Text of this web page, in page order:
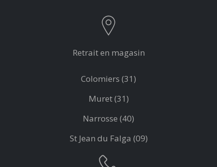
Retrait en magasin
Colomiers (31)
Muret (31)
Narrosse (40)
St Jean du Falga (09)